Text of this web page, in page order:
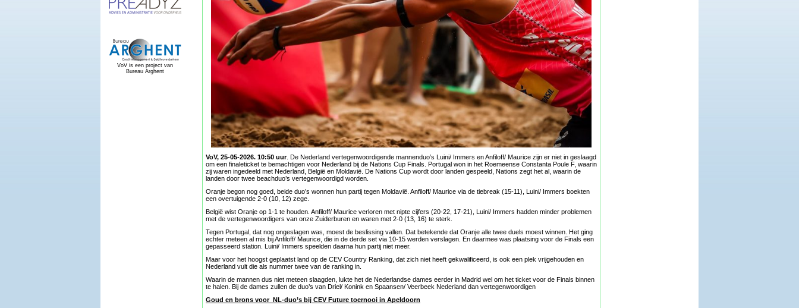
VoV is een project van
Bureau Arghent
VoV, 25-05-2026. 10:50 uur. De Nederland vertegenwoordigende mannenduo’s Luini/ Immers en Anfiloff/ Maurice zijn er niet in geslaagd
om een finaleticket te bemachtigen voor Nederland bij de Nations Cup Finals. Portugal won in het Roemeense Constanta Poule F, waarin
zij waren ingedeeld met Nederland, België en Moldavië. De Nations Cup wordt door landen gespeeld, Nations zegt het al, waarin de
landen door twee beachduo’s vertegenwoordigd worden.
Oranje begon nog goed, beide duo’s wonnen hun partij tegen Moldavië. Anfiloff/ Maurice via de tiebreak (15-11), Luini/ Immers boekten
een overtuigende 2-0 (10, 12) zege.
België wist Oranje op 1-1 te houden. Anfiloff/ Maurice verloren met nipte cijfers (20-22, 17-21), Luini/ Immers hadden minder problemen
met de vertegenwoordigers van onze Zuiderburen en waren met 2-0 (13, 16) te sterk.
Tegen Portugal, dat nog ongeslagen was, moest de beslissing vallen. Dat betekende dat Oranje alle twee duels moest winnen. Het ging
echter meteen al mis bij Anfiloff/ Maurice, die in de derde set via 10-15 werden verslagen. En daarmee was plaatsing voor de Finals een
gepasseerd station. Luini/ Immers speelden daarna hun partij niet meer.
Maar voor het hoogst geplaatst land op de CEV Country Ranking, dat zich niet heeft gekwalificeerd, is ook een plek vrijgehouden en
Nederland vult die als nummer twee van de ranking in.
Waarin de mannen dus niet meteen slaagden, lukte het de Nederlandse dames eerder in Madrid wel om het ticket voor de Finals binnen
te halen. Bij de dames zullen de duo’s van Driel/ Konink en Spaansen/ Veerbeek Nederland dan vertegenwoordigen
Goud en brons voor NL-duo’s bij CEV Future toernooi in Apeldoorn